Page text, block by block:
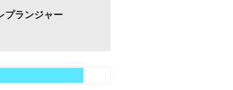
プランジャー